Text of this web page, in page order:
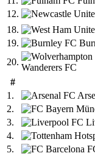
12.
18.
19.
20.
Wanderers FC
#
1.
2.
3.
4.
5.